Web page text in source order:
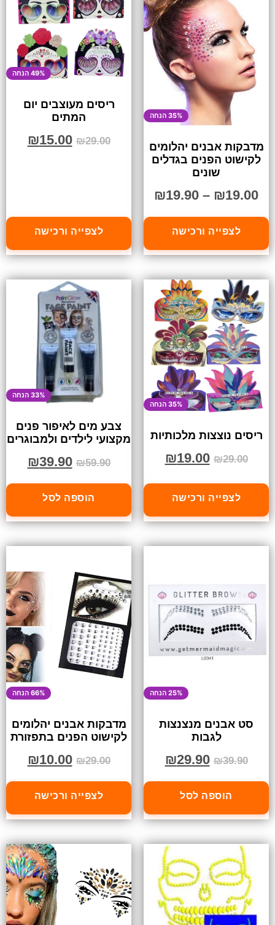
35% הנחה
מדבקות אבנים יהלומים
לקישוט הפנים בגדלים
שונים
₪19.00
–
₪19.90
לצפייה ורכישה
49% הנחה
ריסים מעוצבים יום
המתים
₪29.00
₪15.00
לצפייה ורכישה
35% הנחה
ריסים נוצצות מלכותיות
₪29.00
₪19.00
לצפייה ורכישה
33% הנחה
צבע מים לאיפור פנים
מקצועי לילדים ולמבוגרים
₪59.90
₪39.90
הוספה לסל
25% הנחה
סט אבנים מנצנצות
לגבות
₪39.90
₪29.90
הוספה לסל
66% הנחה
מדבקות אבנים יהלומים
לקישוט הפנים בתפזורת
₪29.00
₪10.00
לצפייה ורכישה